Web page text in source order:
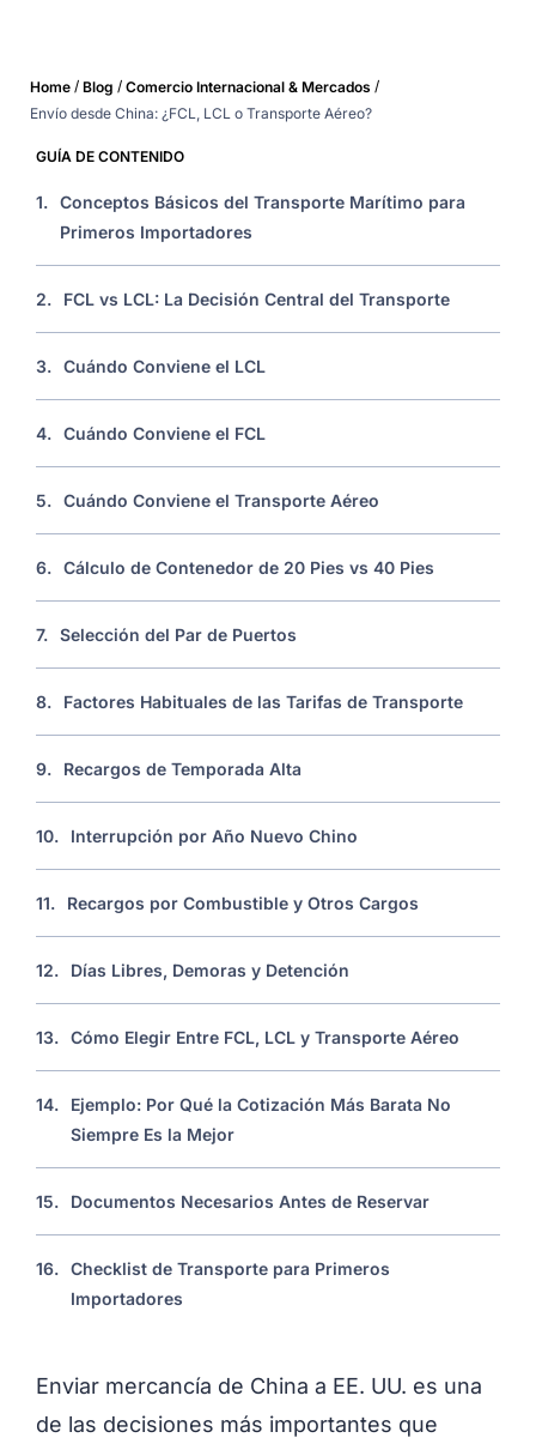
Home / Blog / Comercio Internacional & Mercados /
Envío desde China: ¿FCL, LCL o Transporte Aéreo?
Enviar mercancía de China a EE. UU. es una
de las decisiones más importantes que
GUÍA DE CONTENIDO
1. Conceptos Básicos del Transporte Marítimo para
Primeros Importadores
2. FCL vs LCL: La Decisión Central del Transporte
3. Cuándo Conviene el LCL
4. Cuándo Conviene el FCL
5. Cuándo Conviene el Transporte Aéreo
6. Cálculo de Contenedor de 20 Pies vs 40 Pies
7. Selección del Par de Puertos
8. Factores Habituales de las Tarifas de Transporte
9. Recargos de Temporada Alta
10. Interrupción por Año Nuevo Chino
11. Recargos por Combustible y Otros Cargos
12. Días Libres, Demoras y Detención
13. Cómo Elegir Entre FCL, LCL y Transporte Aéreo
14.
Ejemplo: Por Qué la Cotización Más Barata No
Siempre Es la Mejor
15. Documentos Necesarios Antes de Reservar
16. Checklist de Transporte para Primeros
Importadores